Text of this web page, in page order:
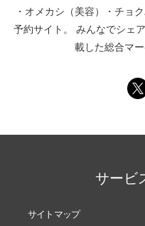
・ オメカシ（美容） ・ チョ
予約サイト。
みんなでシェ
載した総合マ
サービ
サイトマップ